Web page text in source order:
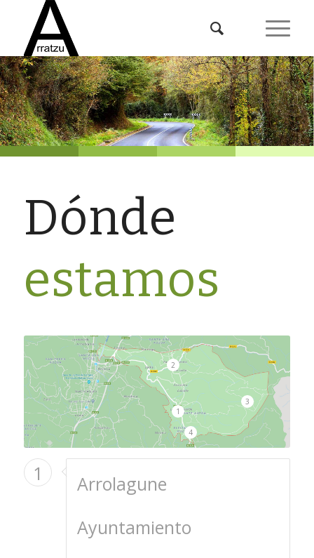
Dónde
estamos
1
2
3
4
1
Arrolagune
Ayuntamiento